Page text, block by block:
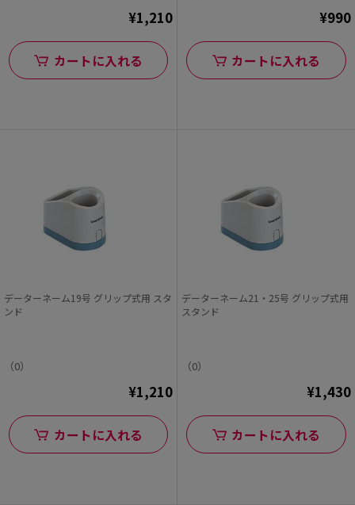
¥1,210
カートに入れる
¥990
カートに入れる
データーネーム19号 グリップ式用 スタ
ンド
（0）
¥1,210
カートに入れる
データーネーム21・25号 グリップ式用
スタンド
（0）
¥1,430
カートに入れる